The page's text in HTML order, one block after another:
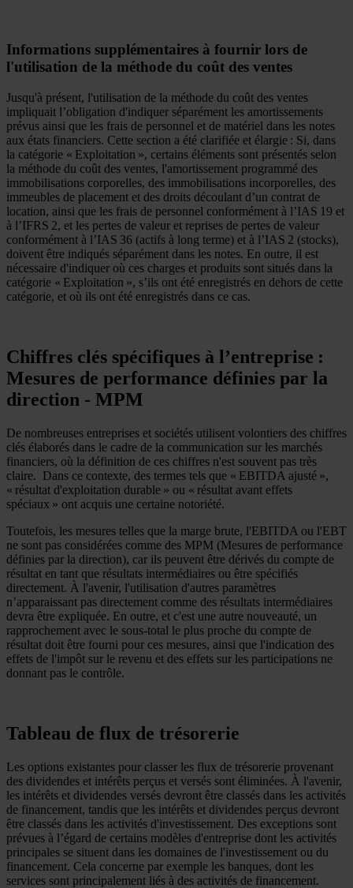
Informations supplémentaires à fournir lors de
l'utilisation de la méthode du coût des ventes
Jusqu'à présent, l'utilisation de la méthode du coût des ventes
impliquait l’obligation d'indiquer séparément les amortissements
prévus ainsi que les frais de personnel et de matériel dans les notes
aux états financiers. Cette section a été clarifiée et élargie : Si, dans
la catégorie « Exploitation », certains éléments sont présentés selon
la méthode du coût des ventes, l'amortissement programmé des
immobilisations corporelles, des immobilisations incorporelles, des
immeubles de placement et des droits découlant d’un contrat de
location, ainsi que les frais de personnel conformément à l’IAS 19 et
à l’IFRS 2, et les pertes de valeur et reprises de pertes de valeur
conformément à l’IAS 36 (actifs à long terme) et à l’IAS 2 (stocks),
doivent être indiqués séparément dans les notes. En outre, il est
nécessaire d'indiquer où ces charges et produits sont situés dans la
catégorie « Exploitation », s’ils ont été enregistrés en dehors de cette
catégorie, et où ils ont été enregistrés dans ce cas.
Chiffres clés spécifiques à l’entreprise :
Mesures de performance définies par la
direction - MPM
De nombreuses entreprises et sociétés utilisent volontiers des chiffres
clés élaborés dans le cadre de la communication sur les marchés
financiers, où la définition de ces chiffres n'est souvent pas très
claire. Dans ce contexte, des termes tels que « EBITDA ajusté »,
« résultat d'exploitation durable » ou « résultat avant effets
spéciaux » ont acquis une certaine notoriété.
Toutefois, les mesures telles que la marge brute, l'EBITDA ou l'EBT
ne sont pas considérées comme des MPM (Mesures de performance
définies par la direction), car ils peuvent être dérivés du compte de
résultat en tant que résultats intermédiaires ou être spécifiés
directement. À l'avenir, l'utilisation d'autres paramètres
n’apparaissant pas directement comme des résultats intermédiaires
devra être expliquée. En outre, et c'est une autre nouveauté, un
rapprochement avec le sous-total le plus proche du compte de
résultat doit être fourni pour ces mesures, ainsi que l'indication des
effets de l'impôt sur le revenu et des effets sur les participations ne
donnant pas le contrôle.
Tableau de flux de trésorerie
Les options existantes pour classer les flux de trésorerie provenant
des dividendes et intérêts perçus et versés sont éliminées. À l'avenir,
les intérêts et dividendes versés devront être classés dans les activités
de financement, tandis que les intérêts et dividendes perçus devront
être classés dans les activités d'investissement. Des exceptions sont
prévues à l’égard de certains modèles d'entreprise dont les activités
principales se situent dans les domaines de l'investissement ou du
financement. Cela concerne par exemple les banques, dont les
services sont principalement liés à des activités de financement.